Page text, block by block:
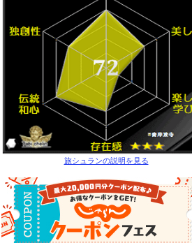
旅シュランの説明を見る